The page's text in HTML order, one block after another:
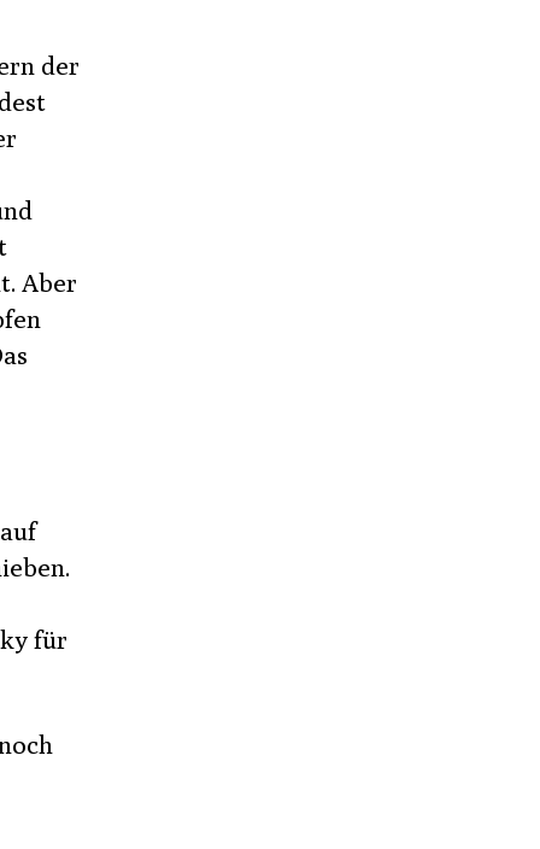
der
Aber
für